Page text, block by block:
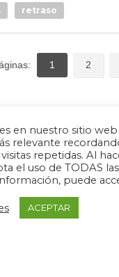
retraso
1 2
en nuestro sitio
relevante
repetidas. Al
el uso de TODAS
puede
ACEPTAR